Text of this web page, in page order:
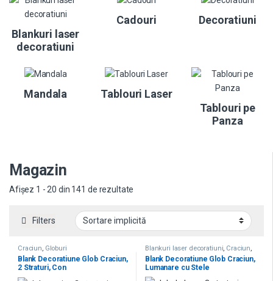
Blankuri laser
decoratiuni
Cadouri Decoratiuni
Mandala
Tablouri Laser
Tablouri pe
Panza
Magazin
Afișez 1 - 20 din 141 de rezultate
Filters
Craciun, Globuri
Blank Decoratiune Glob Craciun,
2 Straturi, Con
Blankuri laser decoratiuni, Craciun,
Globuri, Straturi Multiple
Blank Decoratiune Glob Craciun,
Lumanare cu Stele